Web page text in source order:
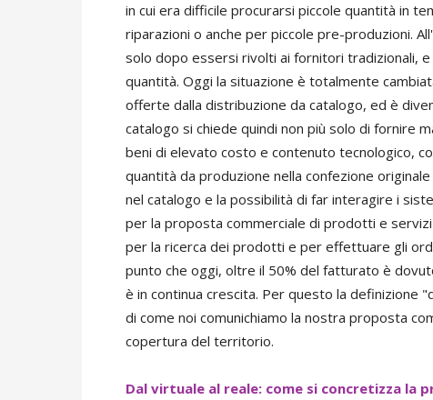
in cui era difficile procurarsi piccole quantità in
riparazioni o anche per piccole pre-produzioni.
solo dopo essersi rivolti ai fornitori tradizionali,
quantità. Oggi la situazione è totalmente
offerte dalla distribuzione da catalogo, ed è
catalogo si chiede quindi non più solo di fornire
beni di elevato costo e contenuto tecnologico,
quantità da produzione nella confezione
nel catalogo e la possibilità di far interagire i
per la proposta commerciale di prodotti e
per la ricerca dei prodotti e per effettuare gli
punto che oggi, oltre il 50% del fatturato è
è in continua crescita. Per questo la definizione
di come noi comunichiamo la nostra proposta
copertura del territorio.
Dal virtuale al reale: come si concretizza